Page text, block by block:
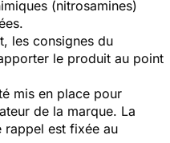
(nitrosamines)
les consignes du
le produit au point
mis en place pour
de la marque. La
est fixée au